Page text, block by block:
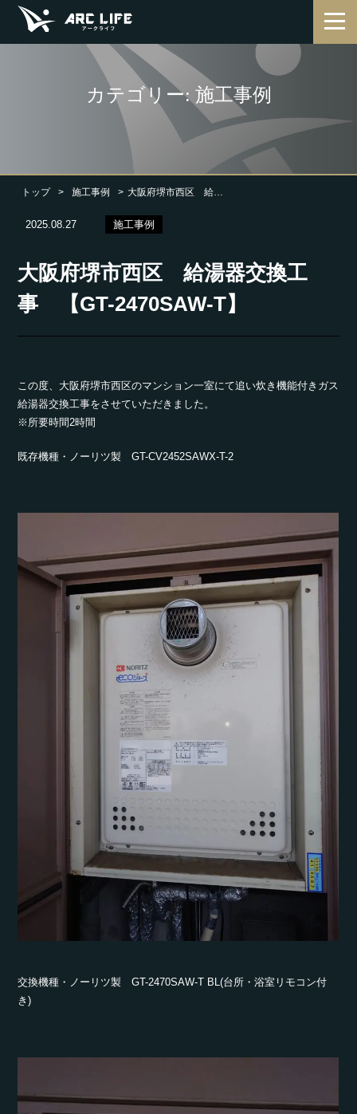
トップ 施工事例 大阪府堺市西区 給湯器交換工事 【GT-2470SAW-T】
カテゴリー: 施工事例
2025.08.27 施工事例
大阪府堺市西区 給湯器交換工
事 【GT-2470SAW-T】
この度、大阪府堺市西区のマンション一室にて追い炊き機能付きガス
給湯器交換工事をさせていただきました。
※所要時間2時間
既存機種・ノーリツ製 GT-CV2452SAWX-T-2
交換機種・ノーリツ製 GT-2470SAW-T BL(台所・浴室リモコン付
き)